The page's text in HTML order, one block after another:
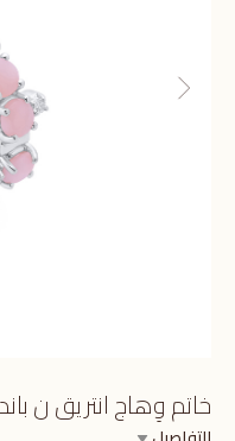
خاتم وِهاج انتريق ن باند